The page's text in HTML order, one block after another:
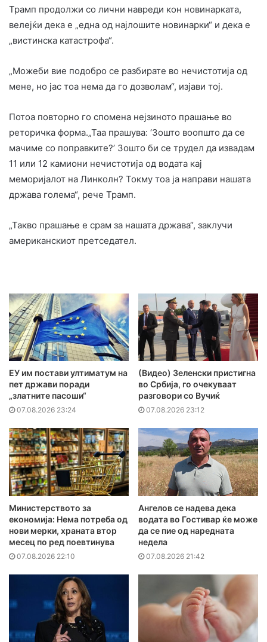
Трамп продолжи со лични навреди кон новинарката,
велејќи дека е „една од најлошите новинарки“ и дека е
„вистинска катастрофа“.
„Можеби вие подобро се разбирате во нечистотија од
мене, но јас тоа нема да го дозволам“, изјави тој.
Потоа повторно го спомена нејзиното прашање во
реторичка форма.„Таа прашува: ‘Зошто воопшто да се
мачиме со поправките?’ Зошто би се трудел да извадам
11 или 12 камиони нечистотија од водата кај
меморијалот на Линколн? Токму тоа ја направи нашата
држава голема“, рече Трамп.
„Такво прашање е срам за нашата држава“, заклучи
американскиот претседател.
ЕУ им постави ултиматум на
пет држави поради
„златните пасоши“
07.08.2026 23:24
(Видео) Зеленски пристигна
во Србија, го очекуваат
разговори со Вучиќ
07.08.2026 23:12
Министерството за
економија: Нема потреба од
нови мерки, храната втор
месец по ред поевтинува
07.08.2026 22:10
Ангелов се надева дека
водата во Гостивар ќе може
да се пие од наредната
недела
07.08.2026 21:42